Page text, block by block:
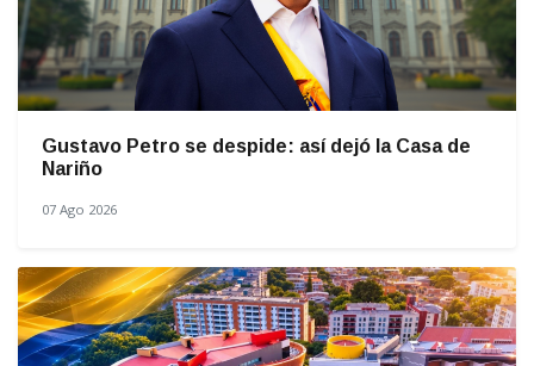
Gustavo Petro se despide: así dejó la Casa de
Nariño
07 Ago 2026